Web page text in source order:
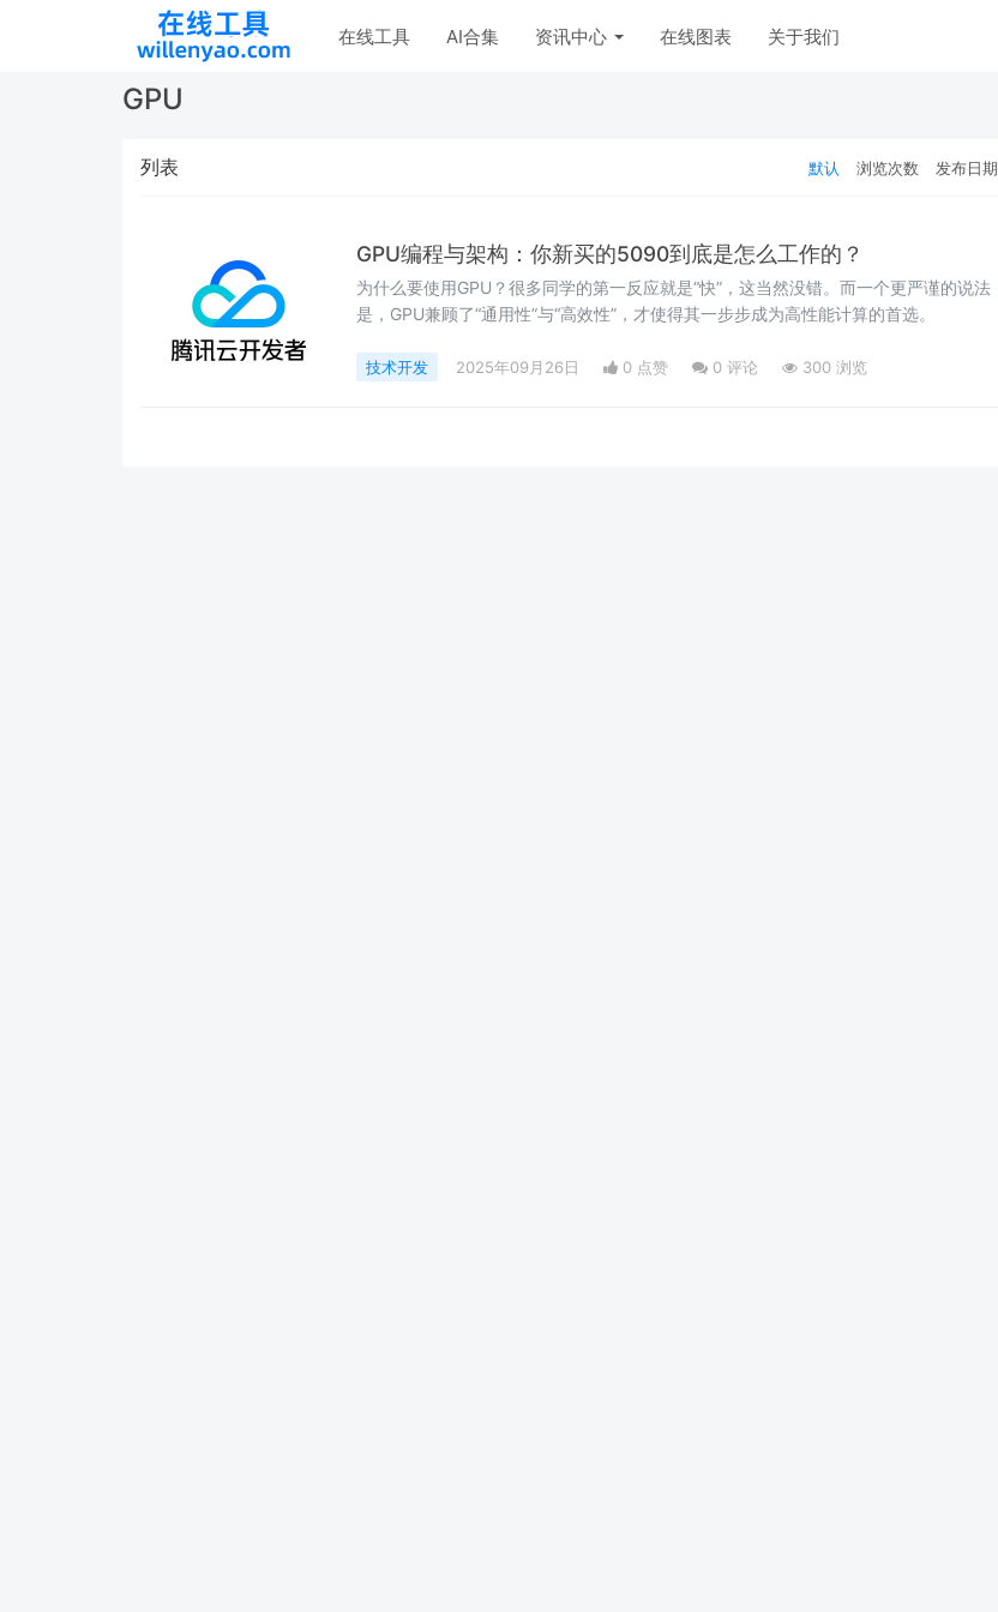
在线工具 AI合集 资讯中心 在线图表 关于我们
GPU
列表 默认 浏览次数 发布日期
GPU编程与架构：你新买的5090到底是怎么工作的？
为什么要使用GPU？很多同学的第一反应就是“快”，这当然没错。而一个更严谨的说法
是，GPU兼顾了“通用性”与“高效性”，才使得其一步步成为高性能计算的首选。
技术开发 2025年09月26日 0 点赞 0 评论 300 浏览